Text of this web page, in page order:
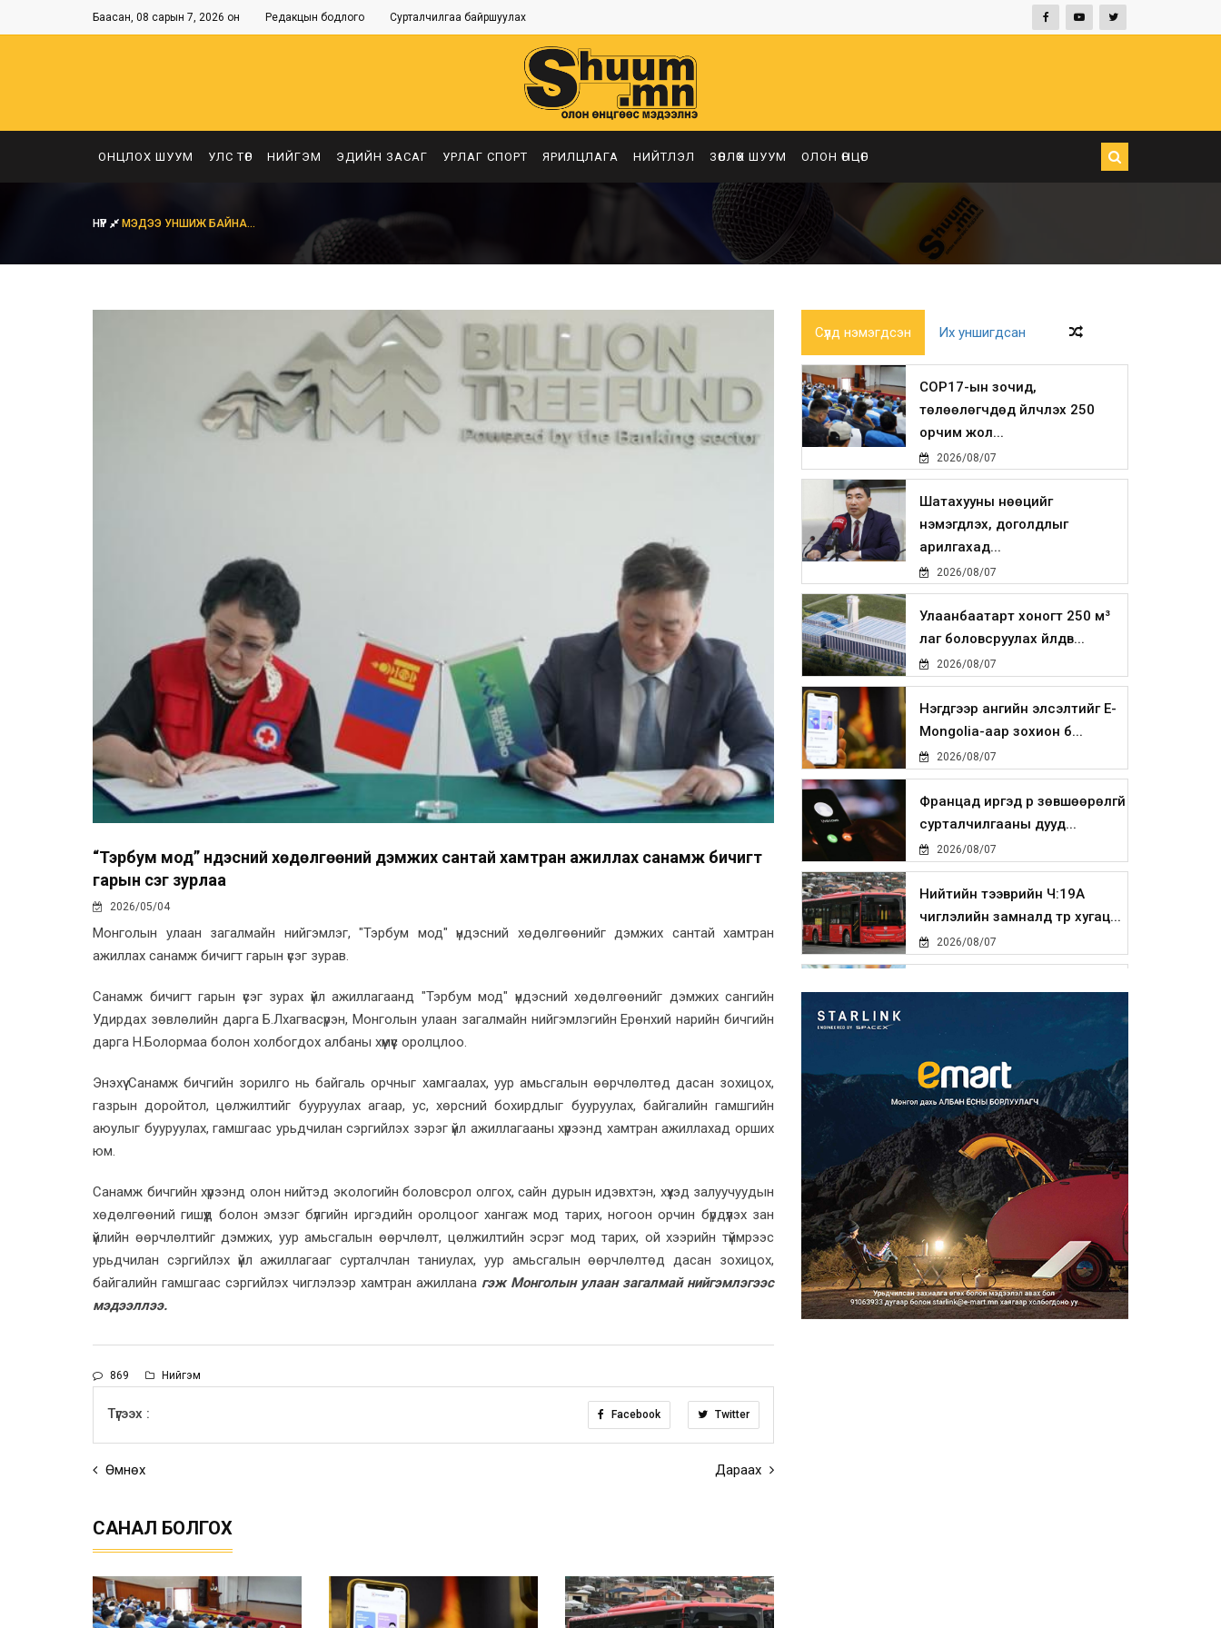
Баасан, 08 сарын 7, 2026 он Редакцын бодлого Сурталчилгаа байршуулах
ОНЦЛОХ ШУУМ УЛС ТӨР НИЙГЭМ ЭДИЙН ЗАСАГ УРЛАГ СПОРТ ЯРИЛЦЛАГА НИЙТЛЭЛ ЗӨВЛӨХ ШУУМ ОЛОН ӨНЦӨГ
НҮҮР МЭДЭЭ УНШИЖ БАЙНА...
“Тэрбум мод” үндэсний хөдөлгөөний дэмжих сантай хамтран ажиллах санамж бичигт
гарын үсэг зурлаа
2026/05/04
Монголын улаан загалмайн нийгэмлэг, "Тэрбум мод" үндэсний хөдөлгөөнийг дэмжих сантай хамтран
ажиллах санамж бичигт гарын үсэг зурав.
Санамж бичигт гарын үсэг зурах үйл ажиллагаанд "Тэрбум мод" үндэсний хөдөлгөөнийг дэмжих сангийн
Удирдах зөвлөлийн дарга Б.Лхагвасүрэн, Монголын улаан загалмайн нийгэмлэгийн Ерөнхий нарийн бичгийн
дарга Н.Болормаа болон холбогдох албаны хүмүүс оролцлоо.
Энэхүү Санамж бичгийн зорилго нь байгаль орчныг хамгаалах, уур амьсгалын өөрчлөлтөд дасан зохицох,
газрын доройтол, цөлжилтийг бууруулах агаар, ус, хөрсний бохирдлыг бууруулах, байгалийн гамшгийн
аюулыг бууруулах, гамшгаас урьдчилан сэргийлэх зэрэг үйл ажиллагааны хүрээнд хамтран ажиллахад орших
юм.
Санамж бичгийн хүрээнд олон нийтэд экологийн боловсрол олгох, сайн дурын идэвхтэн, хүүхэд залуучуудын
хөдөлгөөний гишүүд болон эмзэг бүлгийн иргэдийн оролцоог хангаж мод тарих, ногоон орчин бүрдүүлэх зан
үйлийн өөрчлөлтийг дэмжих, уур амьсгалын өөрчлөлт, цөлжилтийн эсрэг мод тарих, ой хээрийн түймрээс
урьдчилан сэргийлэх үйл ажиллагааг сурталчлан таниулах, уур амьсгалын өөрчлөлтөд дасан зохицох,
байгалийн гамшгаас сэргийлэх чиглэлээр хамтран ажиллана гэж Монголын улаан загалмай нийгэмлэгээс
мэдээллээ.
869 Нийгэм
Түгээх : Facebook Twitter
Өмнөх Дараах
САНАЛ БОЛГОХ
Сүүлд нэмэгдсэн Их уншигдсан
COP17-ын зочид,
төлөөлөгчдөд үйлчлэх 250
орчим жол...
2026/08/07
Шатахууны нөөцийг
нэмэгдүүлэх, доголдлыг
арилгахад...
2026/08/07
Улаанбаатарт хоногт 250 м³
лаг боловсруулах үйлдв...
2026/08/07
Нэгдүгээр ангийн элсэлтийг E-
Mongolia-аар зохион б...
2026/08/07
Францад иргэд рүү зөвшөөрөлгүй
сурталчилгааны дууд...
2026/08/07
Нийтийн тээврийн Ч:19А
чиглэлийн замналд түр хугац...
2026/08/07
2026/08/07
Улаанбаатарт өдөртөө 30 хэм
дулаан
2026/08/07
Улсын чанартай хатуу
хучилттай авто замын талаас
и...
2026/08/06
Засгийн газар энэ оныг
дуустал санхүүгийн хэмнэлти...